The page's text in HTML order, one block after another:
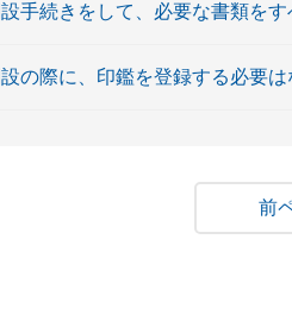
設手続きをして、必要な書類を
設の際に、印鑑を登録する必要